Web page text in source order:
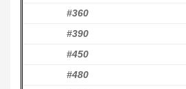
#360
#390
#450
#480